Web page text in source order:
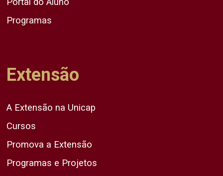
Programas
Extensão
A Extensão na Unicap
Cursos
Promova a Extensão
Programas e Projetos